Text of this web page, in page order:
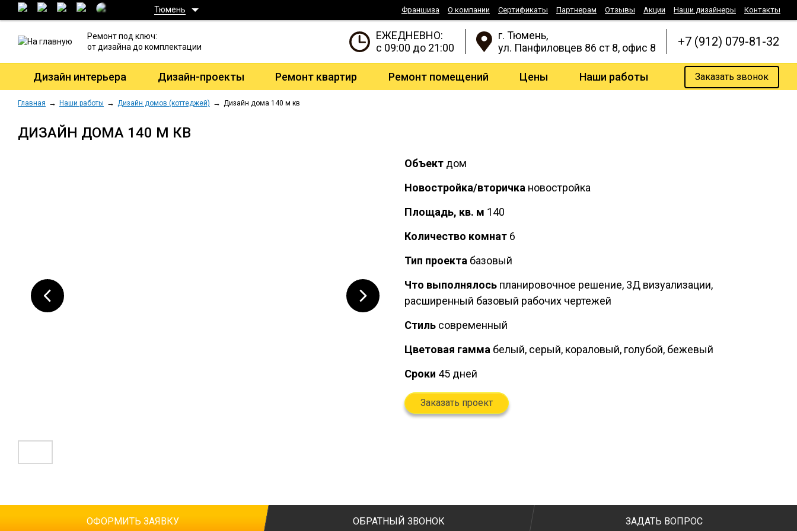
Тюмень Франшиза О компании Сертификаты Партнерам Отзывы Акции Наши дизайнеры Контакты
Ремонт под ключ:
от дизайна до комплектации
ЕЖЕДНЕВНО:
с 09:00 до 21:00
г. Тюмень,
ул. Панфиловцев 86 ст 8, офис 8
+7 (912) 079-81-32
Дизайн интерьера Дизайн-проекты Ремонт квартир Ремонт помещений Цены Наши работы Заказать звонок
Главная Наши работы Дизайн домов (коттеджей) Дизайн дома 140 м кв
ДИЗАЙН ДОМА 140 М КВ
Объект дом
Новостройка/вторичка новостройка
Площадь, кв. м 140
Количество комнат 6
Тип проекта базовый
Что выполнялось планировочное решение, 3Д визуализации,
расширенный базовый рабочих чертежей
Стиль современный
Цветовая гамма белый, серый, кораловый, голубой, бежевый
Сроки 45 дней
Заказать проект
ОФОРМИТЬ ЗАЯВКУ ОБРАТНЫЙ ЗВОНОК ЗАДАТЬ ВОПРОС